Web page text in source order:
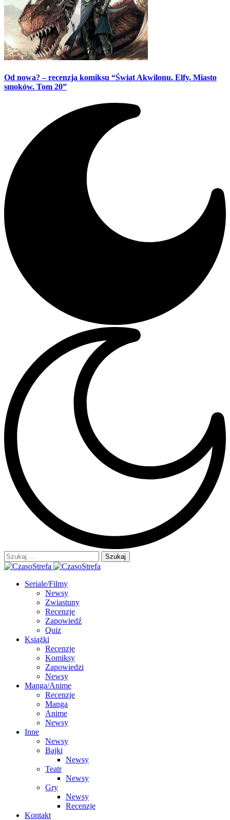
Od nowa? – recenzja komiksu “Świat Akwilonu. Elfy. Miasto
smoków. Tom 20”
Szukaj:
Seriale/Filmy
Newsy
Zwiastuny
Recenzje
Zapowiedź
Quiz
Książki
Recenzje
Komiksy
Zapowiedzi
Newsy
Manga/Anime
Recenzje
Manga
Anime
Newsy
Inne
Newsy
Bajki
Newsy
Teatr
Newsy
Gry
Newsy
Recenzje
Kontakt